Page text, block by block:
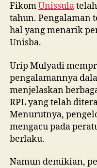
FikomUnissula
tahun. Pengalaman
hal yang menarik
Unisba.
Urip Mulyadi
pengalamannya
menjelaskan
RPL yang telah
Menurutnya,
mengacu pada
berlaku.
Namun demikian,